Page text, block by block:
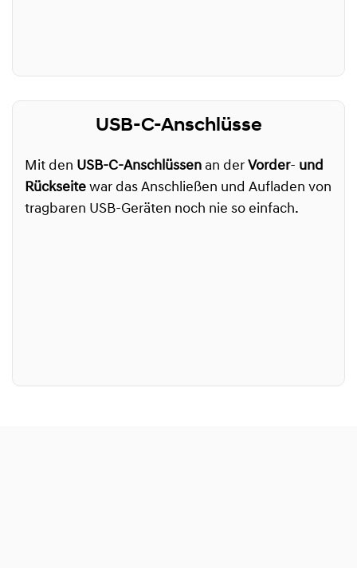
USB-C-Anschlüsse
Mit den USB-C-Anschlüssen an der Vorder- und
Rückseite war das Anschließen und Aufladen von
tragbaren USB-Geräten noch nie so einfach.